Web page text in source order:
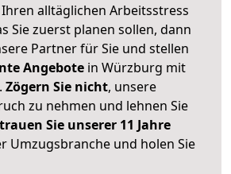
alltäglichen Arbeitsstress
Sie zuerst planen sollen, dann
Partner für Sie und stellen
Angebote in Würzburg mit
Zögern Sie nicht, unsere
zu nehmen und lehnen Sie
Sie unserer 11 Jahre
Umzugsbranche und holen Sie